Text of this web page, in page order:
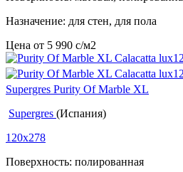
Назначение: для стен, для пола
Цена от 5 990 c/м2
Supergres Purity Of Marble XL
Supergres (Испания)
120x278
Поверхность: полированная